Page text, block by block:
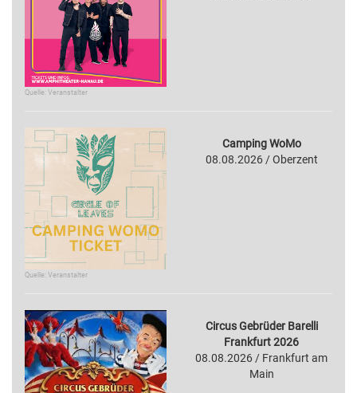
Quelle: Veranstalter
Quelle: Veranstalter
Camping WoMo
08.08.2026 / Oberzent
Circus Gebrüder Barelli
Frankfurt 2026
08.08.2026 / Frankfurt am
Main